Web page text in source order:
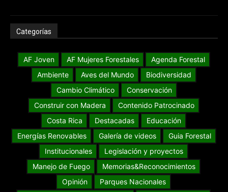
Categorías
AF Joven AF Mujeres Forestales
Agenda Forestal
Ambiente
Aves del Mundo
Biodiversidad
Cambio Climático
Conservación
Construir con Madera
Contenido Patrocinado
Costa Rica
Destacadas
Educación
Energías Renovables
Galería de videos
Guia Forestal
Institucionales
Legislación y proyectos
Manejo de Fuego
Memorias&Reconocimientos
Opinión
Parques Nacionales